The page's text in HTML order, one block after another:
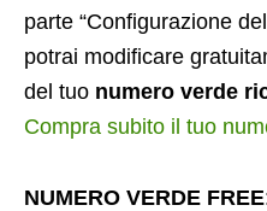
parte “Configurazione
potrai modificare
del tuo numero verde
Compra subito il tuo
NUMERO VERDE FREE